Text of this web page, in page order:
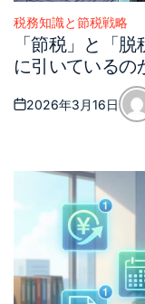
Posted
税務知識と節税戦略
「節税」と「
に引いているの
Posted
2026年3月16日